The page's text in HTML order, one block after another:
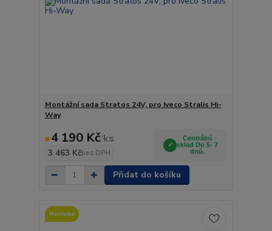
Montážní sada Stratos 24V, pro Iveco Stralis Hi-
Way
4 190 Kč/ks
3 463 Kčbez DPH
Centrální
sklad Do 5- 7
dnů.
Přidat do košíku
Novinka